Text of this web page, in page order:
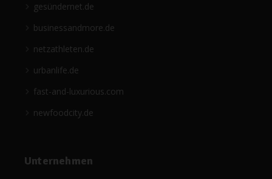
gesündernet.de
businessandmore.de
netzathleten.de
urbanlife.de
fast-and-luxurious.com
newfoodcity.de
Unternehmen